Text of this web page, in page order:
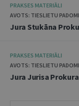
PRAKSES MATERIĀLI
AVOTS: TIESLIETU
Jura Stukāna
PRAKSES MATERIĀLI
AVOTS: TIESLIETU
Jura Jurisa